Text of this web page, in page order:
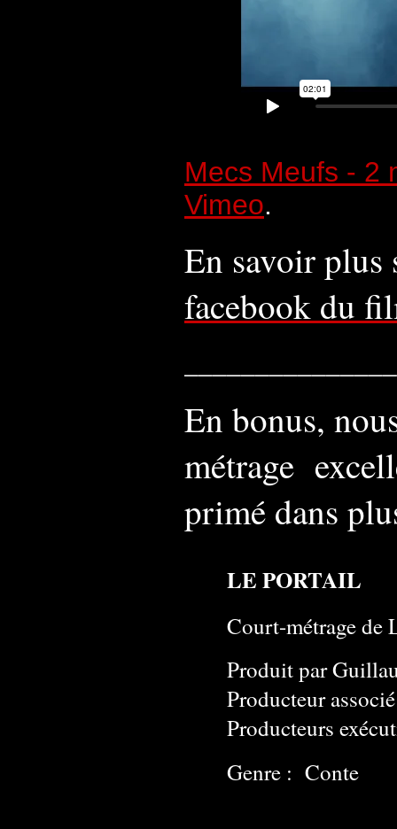
Mecs Meufs - 2
Vimeo.
En savoir
facebook du
En bonus,
métrage
primé dans
LE PORTAIL
Court-métrage de
Produit par
Producteur
Producteurs
Genre : Conte